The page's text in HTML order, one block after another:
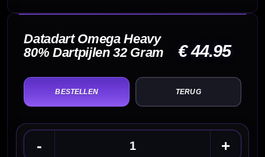
Datadart Omega Heavy
80% Dartpijlen 32 Gram
€ 44.95
TERUG
- +